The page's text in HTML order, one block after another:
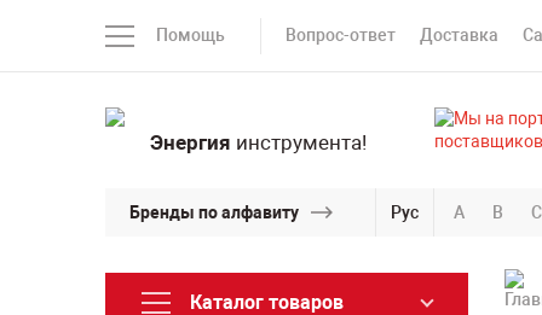
Помощь Вопрос-ответ Доставка
Энергия инструмента!
Бренды по алфавиту Рус A B C
Каталог товаров